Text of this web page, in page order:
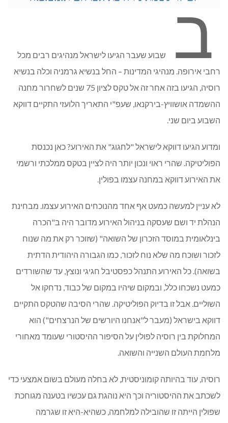
ב
שבוע שעבר הגיעו לישראל מנהיגים רבים מכל
רחבי אירופה. מנהיגי המדינות – החל בנשיא גרמניה וכלה בנשיא
רוסיה, הגיעו בזה אחר זה אל טקס לציון 75 שנים לשחרור מחנה
ההשמדה אושוויץ-בירקנאו, שעפ"י התאריך הלועזי התקיים דווקא
השבוע ביום שני.
ומדוע הגיעו דווקא לישראל "לחגוג" את האירוע? כאן נכנסת
הפוליטיקה. שהרי ראוי ונכון יותר היה לציין בטקס ממלכתי ורשמי
את האירוע דווקא במחנה עצמו בפולין.
לא עניין למעשה כמעט אף אחד מהנוכחים האירוע עצמו. מבחינת
הנהלת יד ושם שעסקה בניהול האירוע מדובר היה ב"הכרה
בינלאומית במוסד הזכרון של השואה" (שזוכר רק את מה שנוח
לזכור ושוכח מה שלא נוח לזכור, כמו הגבורה היהודית הדתית
בשואה). כל האירוע התנהל כפסטיבל חגיגי ונוצץ, עד שהשורדים
כמעט נשכחו כלל, ובמקום שיהיו במקום של כבוד, נדחקו אל
השוליים. אבל זו בדיוק הפוליטיקה. שהרי הסיבה שהטקס התקיים
דווקא בישראל (מעבר ל"אנחנו היורשים של הנרצחים") הוא
המחלוקת בין רוסיה לפולין על הסיפור ההיסטורי שעומד מאחורי
מלחמת העולם השנייה והשואה.
רוסיה, עוד בהיותה קומוניסטית, לא בחלה מעולם בשום אמצעי כדי
לשכתב את ההיסטוריה וכך היא נוהגת גם עכשיו בטענה מגוחכת
שפולין הייתה זו שהובילה למלחמה, כשהיא-היא זו שגרמה